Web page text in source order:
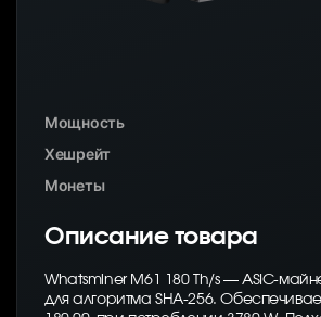
Мощность
Хешрейт
Монеты
Описание товара
Whatsminer M61 180 Th/s — ASIC-
для алгоритма SHA-256.